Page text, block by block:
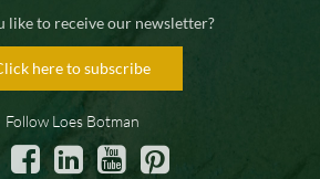
like to receive our newsletter?
here to subscribe
Follow Loes Botman